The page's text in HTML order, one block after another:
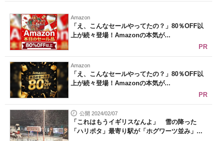
Amazon
「え、こんなセールやってたの？」80％OFF以
上が続々登場！Amazonの本気が...
PR
Amazon
「え、こんなセールやってたの？」80％OFF以
上が続々登場！Amazonの本気が...
PR
公開 2024/02/07
「これはもうイギリスなんよ」 雪の降った
「ハリポタ」最寄り駅が「ホグワーツ並み」...